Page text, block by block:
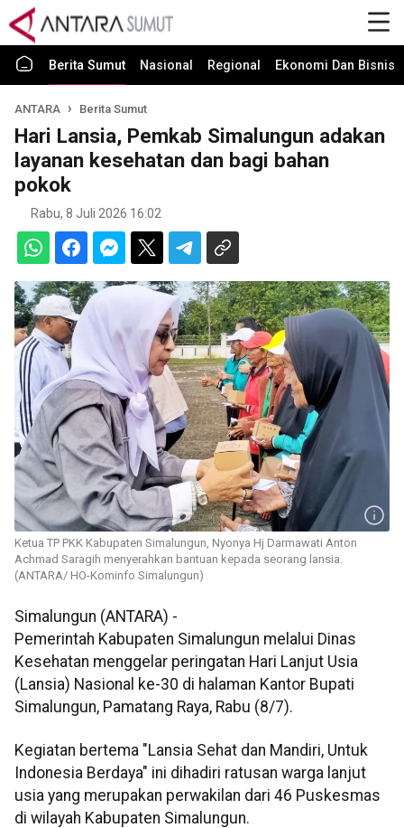
Berita Sumut Nasional Regional Ekonomi Dan Bisnis
ANTARA Berita Sumut
Hari Lansia, Pemkab Simalungun adakan
layanan kesehatan dan bagi bahan
pokok
Rabu, 8 Juli 2026 16:02
Ketua TP PKK Kabupaten Simalungun, Nyonya Hj Darmawati Anton
Achmad Saragih menyerahkan bantuan kepada seorang lansia.
(ANTARA/ HO-Kominfo Simalungun)
Simalungun (ANTARA) -
Pemerintah Kabupaten Simalungun melalui Dinas
Kesehatan menggelar peringatan Hari Lanjut Usia
(Lansia) Nasional ke-30 di halaman Kantor Bupati
Simalungun, Pamatang Raya, Rabu (8/7).
Kegiatan bertema "Lansia Sehat dan Mandiri, Untuk
Indonesia Berdaya" ini dihadiri ratusan warga lanjut
usia yang merupakan perwakilan dari 46 Puskesmas
di wilayah Kabupaten Simalungun.